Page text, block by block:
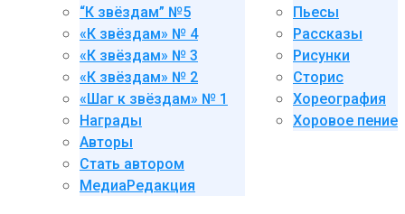
“К звёздам” №5
«К звёздам» № 4
«К звёздам» № 3
«К звёздам» № 2
«Шаг к звёздам» № 1
Награды
Авторы
Стать автором
МедиаРедакция
Пьесы
Рассказы
Рисунки
Сторис
Хореография
Хоровое пение